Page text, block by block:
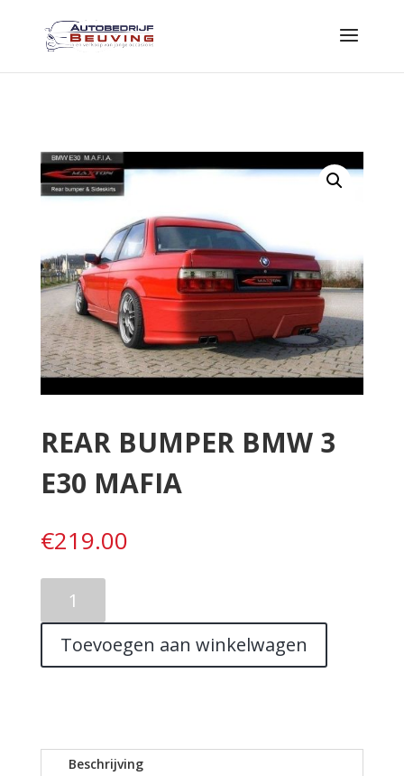
REAR BUMPER BMW 3
E30 MAFIA
€219.00
BUMPER
BMW
E30
Toevoegen aan winkelwagen
Beschrijving